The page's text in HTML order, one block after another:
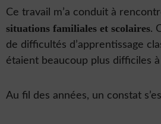
Ce travail m’a conduit à
situations familiales et scolaires.
de difficultés d’apprentissage
étaient beaucoup plus difficiles
Au fil des années, un constat